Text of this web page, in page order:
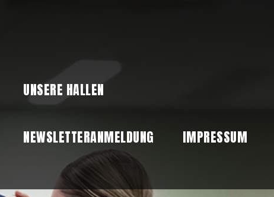
UNSERE HALLEN
NEWSLETTERANMELDUNG IMPRESSUM